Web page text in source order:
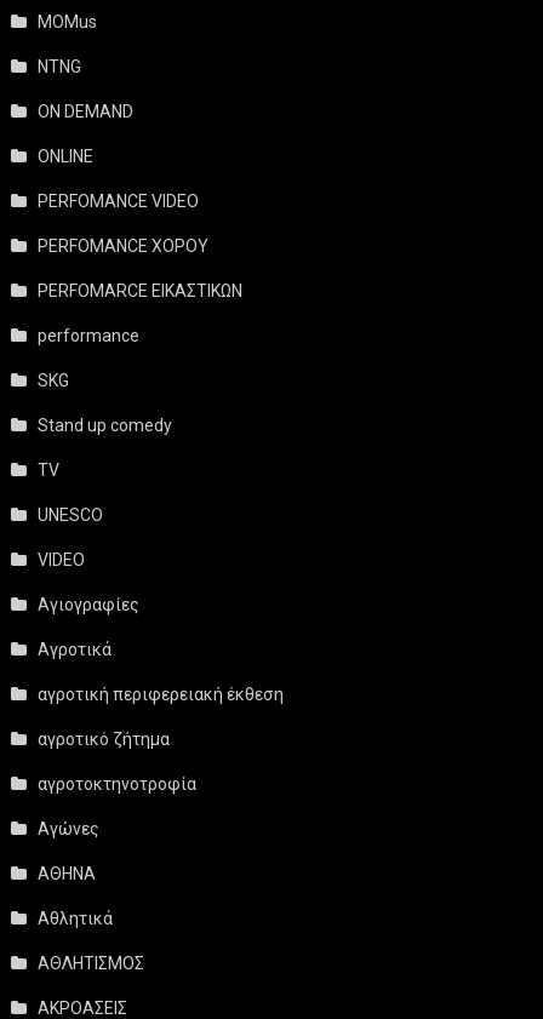
MOMus
NTNG
ON DEMAND
ONLINE
PERFOMANCE VIDEO
PERFOMANCE ΧΟΡΟΥ
PERFOMARCE ΕΙΚΑΣΤΙΚΩΝ
performance
SKG
Stand up comedy
TV
UNESCO
VIDEO
Αγιογραφίες
Αγροτικά
αγροτική περιφερειακή έκθεση
αγροτικό ζήτημα
αγροτοκτηνοτροφία
Αγώνες
ΑΘΗΝΑ
Αθλητικά
ΑΘΛΗΤΙΣΜΟΣ
ΑΚΡΟΑΣΕΙΣ